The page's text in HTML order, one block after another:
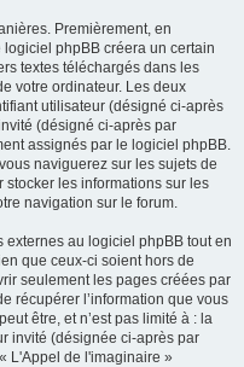
Premièrement, en
phpBB créera un certain
textes téléchargés dans les
votre ordinateur. Les deux
utilisateur (désigné ci-après
(désigné ci-après par
assignés par le logiciel phpBB.
naviguerez sur les sujets de
les informations sur les
navigation sur le forum.
au logiciel phpBB tout en
que ceux-ci soient hors de
seulement les pages créées par
récupérer l’information que vous
être, et n’est pas limité à : la
invité (désignée ci-après par
L'Appel de l'imaginaire »